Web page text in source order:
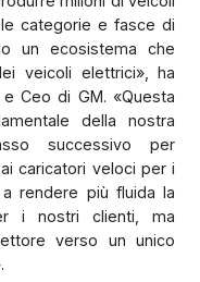
categorie e fasce di
un ecosistema che
veicoli elettrici», ha
e Ceo di GM. «Questa
della nostra
successivo per
caricatori veloci per i
rendere più fluida la
i nostri clienti, ma
verso un unico